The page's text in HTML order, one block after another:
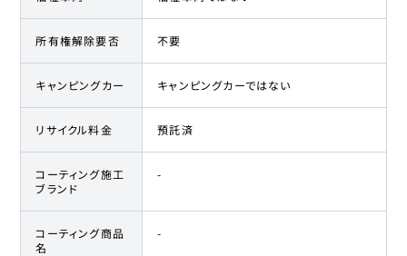
所有権解除要否 不要
キャンピングカー キャンピングカーではない
リサイクル料金 預託済
コーティング施工
ブランド
-
コーティング商品
名
-